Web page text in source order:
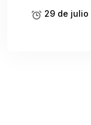
29 de julio